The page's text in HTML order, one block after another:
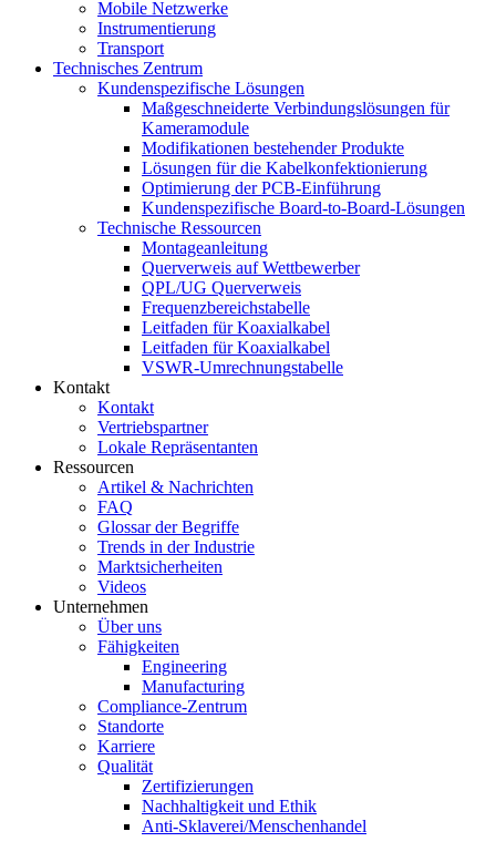
Mobile Netzwerke
Instrumentierung
Transport
Technisches Zentrum
Kundenspezifische Lösungen
Maßgeschneiderte Verbindungslösungen für
Kameramodule
Modifikationen bestehender Produkte
Lösungen für die Kabelkonfektionierung
Optimierung der PCB-Einführung
Kundenspezifische Board-to-Board-Lösungen
Technische Ressourcen
Montageanleitung
Querverweis auf Wettbewerber
QPL/UG Querverweis
Frequenzbereichstabelle
Leitfaden für Koaxialkabel
Leitfaden für Koaxialkabel
VSWR-Umrechnungstabelle
Kontakt
Kontakt
Vertriebspartner
Lokale Repräsentanten
Ressourcen
Artikel & Nachrichten
FAQ
Glossar der Begriffe
Trends in der Industrie
Marktsicherheiten
Videos
Unternehmen
Über uns
Fähigkeiten
Engineering
Manufacturing
Compliance-Zentrum
Standorte
Karriere
Qualität
Zertifizierungen
Nachhaltigkeit und Ethik
Anti-Sklaverei/Menschenhandel